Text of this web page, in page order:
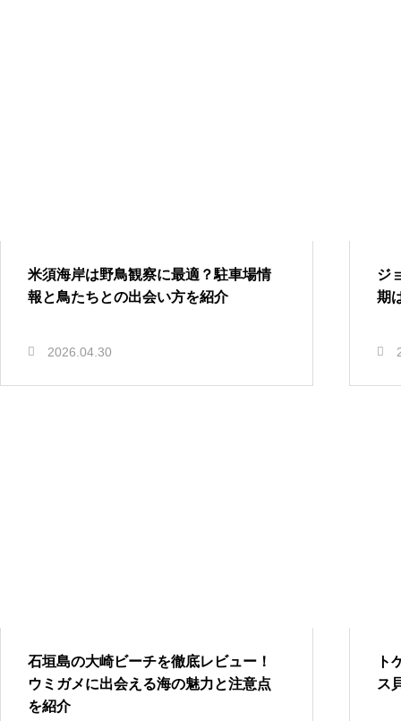
米須海岸は野鳥観察に最適？駐車場情
報と鳥たちとの出会い方を紹介
2026.04.30
ジ
期
石垣島の大崎ビーチを徹底レビュー！
ウミガメに出会える海の魅力と注意点
を紹介
ト
ス